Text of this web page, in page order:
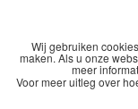
Wij gebruiken
maken. Als u onze
meer
Voor meer uitleg over